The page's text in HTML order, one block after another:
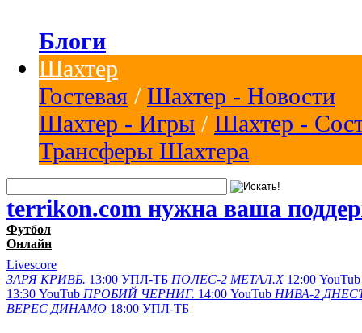
Блоги
Шахтер
Гостевая / Шахтер - Новости
Шахтер - Игры / Шахтер -
Трансферы Шахтера
terrikon.com нужна ваша
Футбол
Онлайн
Livescore
ЗАРЯ КРИВБ. 13:00 УПЛ-ТБ ПОЛЕС-2 МЕТАЛ.Х 12:00 YouTub
13:30 YouTub ПРОБИЙ ЧЕРНИГ. 14:00 YouTub НИВА-2
ВЕРЕС ДИНАМО 18:00 УПЛ-ТБ